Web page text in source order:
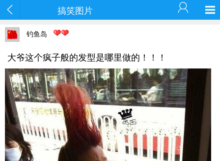
搞笑图片
钓鱼岛
大爷这个疯子般的发型是哪里做的！！！